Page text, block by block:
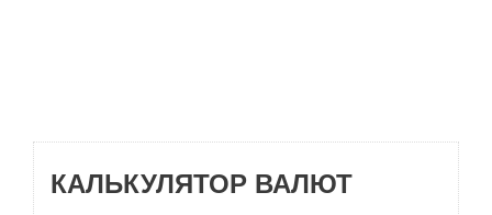
КАЛЬКУЛЯТОР ВАЛЮТ